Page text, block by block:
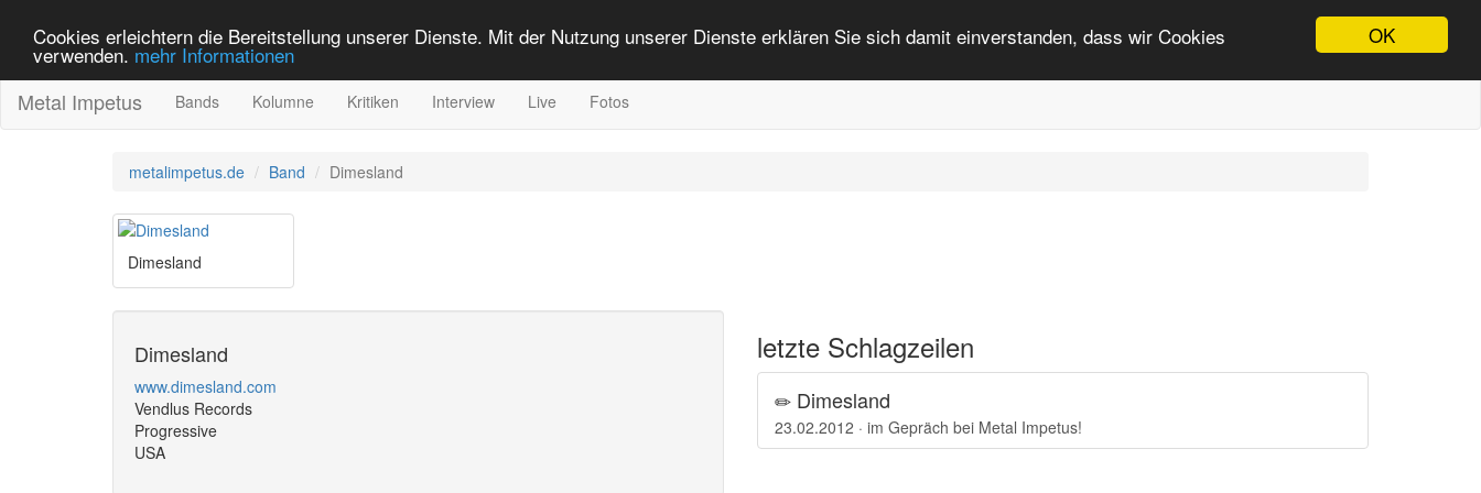
OK
Cookies erleichtern die Bereitstellung unserer Dienste. Mit der Nutzung unserer Dienste erklären Sie sich damit einverstanden, dass wir Cookies
verwenden. mehr Informationen
Metal Impetus Bands Kolumne Kritiken Interview Live Fotos
metalimpetus.de Band Dimesland
Dimesland
Dimesland
www.dimesland.com
Vendlus Records
Progressive
USA
letzte Schlagzeilen
Dimesland
23.02.2012 · im Gepräch bei Metal Impetus!